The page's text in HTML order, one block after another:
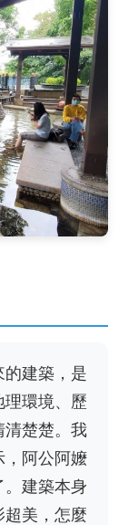
建築，是
環境、歷
清楚楚。我
，阿公阿嬤
建築本身
超美，怎麼